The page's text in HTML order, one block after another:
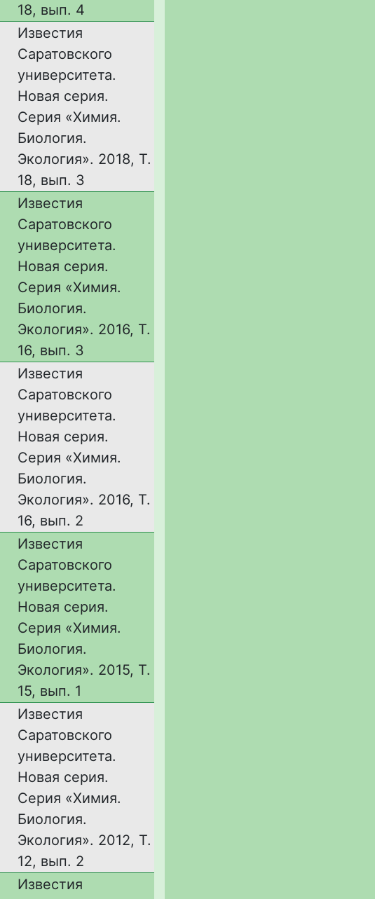
18, вып. 4
Известия
Саратовского
университета.
Новая серия.
Серия «Химия.
Биология.
Экология». 2018, Т.
18, вып. 3
Известия
Саратовского
университета.
Новая серия.
Серия «Химия.
Биология.
Экология». 2016, Т.
16, вып. 3
Известия
Саратовского
университета.
Новая серия.
Серия «Химия.
Биология.
Экология». 2016, Т.
16, вып. 2
Известия
Саратовского
университета.
Новая серия.
Серия «Химия.
Биология.
Экология». 2015, Т.
15, вып. 1
Известия
Саратовского
университета.
Новая серия.
Серия «Химия.
Биология.
Экология». 2012, Т.
12, вып. 2
Известия